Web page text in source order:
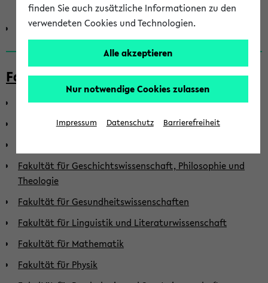
Verwaltung
Senat - Gruppe der Studierenden
Fakultäten
Fakultät für Biologie
Fakultät für Chemie
Fakultät für Geschichtswissenschaft, Philosophie und
Theologie
Fakultät für Gesundheitswissenschaften
Fakultät für Linguistik und Literaturwissenschaft
Fakultät für Mathematik
Fakultät für Physik
finden Sie auch zusätzliche Informationen zu den
verwendeten Cookies und Technologien.
Alle akzeptieren
Nur notwendige Cookies zulassen
Impressum Datenschutz Barrierefreiheit